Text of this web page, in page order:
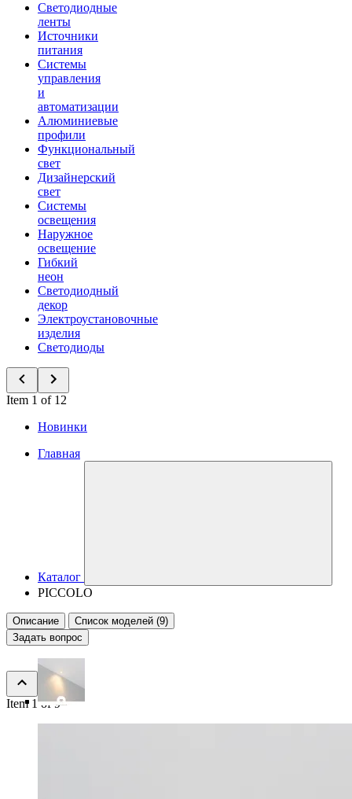
Светодиодные
ленты
Источники
питания
Системы
управления
и
автоматизации
Алюминиевые
профили
Функциональный
свет
Дизайнерский
свет
Системы
освещения
Наружное
освещение
Гибкий
неон
Светодиодный
декор
Электроустановочные
изделия
Светодиоды
Item 1 of 12
Новинки
Главная
Каталог
PICCOLO
Описание
Список моделей (9)
Задать вопрос
Item 1 of 9